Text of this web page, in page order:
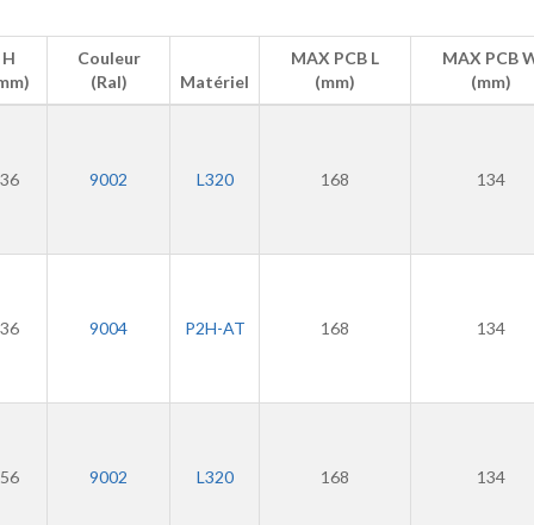
H
Couleur
(Ral)
Matériel
MAX PCB L
(mm)
MAX PCB
(mm)
36 9002 L320 168 134
36 9004 P2H-AT 168 134
56 9002 L320 168 134